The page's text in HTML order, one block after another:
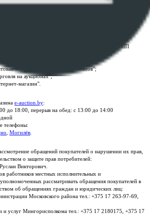
унитарное предприятие по оказанию
- Все права защищены авторским
по оказанию услуг "БелЮрОбеспечение"
пр-т. Дзержинского, 1Б, e-mail:
, УНП
реестре Республики Беларусь:
торговля без торговых объектов";
на аукционах";
магазин".
e-auction.by:
до 18:00, перерыв на обед: с 13:00 до 14:00
телефоны:
Могилёв
обращений покупателей о нарушении их прав,
о защите прав потребителей:
Викторович.
работников местных исполнительных и
рассматривать обращения покупателей в
об обращениях граждан и юридических лиц:
Московского района тел.: +375 17 263-97-69,
и услуг Мингорисполкома тел.: +375 17 2180175, +375 17